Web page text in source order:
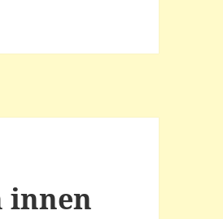
innen